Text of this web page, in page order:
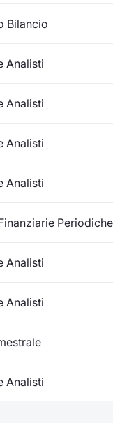
Bilancio
Analisti
Analisti
Analisti
Analisti
Analisti
Analisti
Analisti